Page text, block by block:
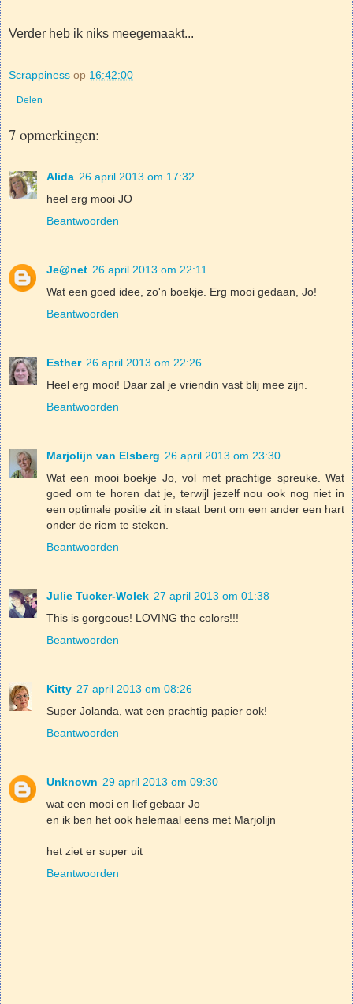
Verder heb ik niks meegemaakt...
Scrappiness op 16:42:00
Delen
7 opmerkingen:
Alida 26 april 2013 om 17:32
heel erg mooi JO
Beantwoorden
Je@net 26 april 2013 om 22:11
Wat een goed idee, zo'n boekje. Erg mooi gedaan, Jo!
Beantwoorden
Esther 26 april 2013 om 22:26
Heel erg mooi! Daar zal je vriendin vast blij mee zijn.
Beantwoorden
Marjolijn van Elsberg 26 april 2013 om 23:30
Wat een mooi boekje Jo, vol met prachtige spreuke. Wat
goed om te horen dat je, terwijl jezelf nou ook nog niet in
een optimale positie zit in staat bent om een ander een hart
onder de riem te steken.
Beantwoorden
Julie Tucker-Wolek 27 april 2013 om 01:38
This is gorgeous! LOVING the colors!!!
Beantwoorden
Kitty 27 april 2013 om 08:26
Super Jolanda, wat een prachtig papier ook!
Beantwoorden
Unknown 29 april 2013 om 09:30
wat een mooi en lief gebaar Jo
en ik ben het ook helemaal eens met Marjolijn
het ziet er super uit
Beantwoorden